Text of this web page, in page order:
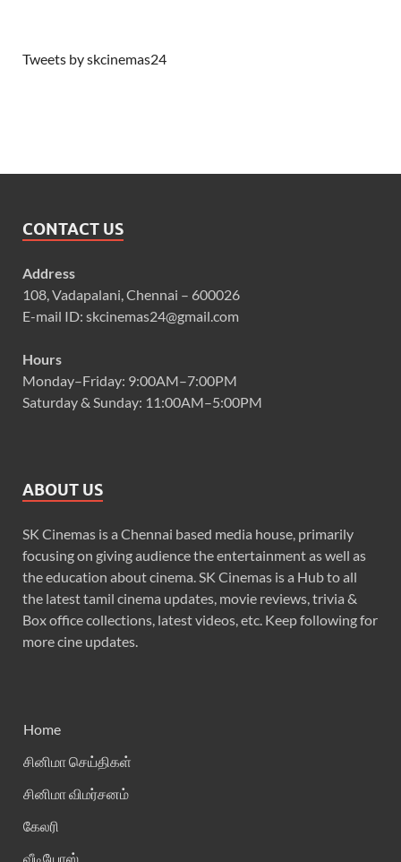
Tweets by skcinemas24
CONTACT US
Address
108, Vadapalani, Chennai – 600026
E-mail ID: skcinemas24@gmail.com
Hours
Monday–Friday: 9:00AM–7:00PM
Saturday & Sunday: 11:00AM–5:00PM
ABOUT US
SK Cinemas is a Chennai based media house, primarily
focusing on giving audience the entertainment as well as
the education about cinema. SK Cinemas is a Hub to all
the latest tamil cinema updates, movie reviews, trivia &
Box office collections, latest videos, etc. Keep following for
more cine updates.
Home
சினிமா செய்திகள்
சினிமா விமர்சனம்
கேலரி
வீடியோஸ்